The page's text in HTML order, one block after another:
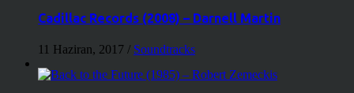
Cadillac Records (2008) – Darnell Martin
11 Haziran, 2017 / Soundtracks